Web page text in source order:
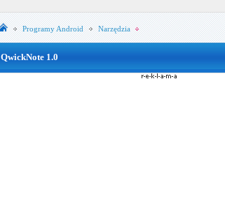
ProgramyAndroid Narzędzia
QwickNote 1.0